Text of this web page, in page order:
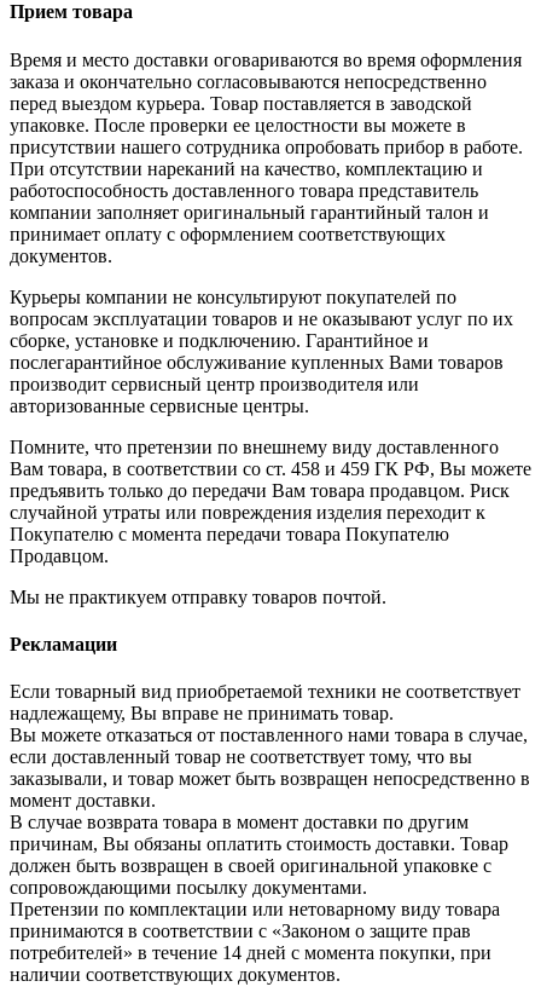
Прием товара
Время и место доставки оговариваются во время оформления
заказа и окончательно согласовываются непосредственно
перед выездом курьера. Товар поставляется в заводской
упаковке. После проверки ее целостности вы можете в
присутствии нашего сотрудника опробовать прибор в работе.
При отсутствии нареканий на качество, комплектацию и
работоспособность доставленного товара представитель
компании заполняет оригинальный гарантийный талон и
принимает оплату с оформлением соответствующих
документов.
Курьеры компании не консультируют покупателей по
вопросам эксплуатации товаров и не оказывают услуг по их
сборке, установке и подключению. Гарантийное и
послегарантийное обслуживание купленных Вами товаров
производит сервисный центр производителя или
авторизованные сервисные центры.
Помните, что претензии по внешнему виду доставленного
Вам товара, в соответствии со ст. 458 и 459 ГК РФ, Вы можете
предъявить только до передачи Вам товара продавцом. Риск
случайной утраты или повреждения изделия переходит к
Покупателю с момента передачи товара Покупателю
Продавцом.
Мы не практикуем отправку товаров почтой.
Рекламации
Если товарный вид приобретаемой техники не соответствует
надлежащему, Вы вправе не принимать товар.
Вы можете отказаться от поставленного нами товара в случае,
если доставленный товар не соответствует тому, что вы
заказывали, и товар может быть возвращен непосредственно в
момент доставки.
В случае возврата товара в момент доставки по другим
причинам, Вы обязаны оплатить стоимость доставки. Товар
должен быть возвращен в своей оригинальной упаковке с
сопровождающими посылку документами.
Претензии по комплектации или нетоварному виду товара
принимаются в соответствии с «Законом о защите прав
потребителей» в течение 14 дней с момента покупки, при
наличии соответствующих документов.